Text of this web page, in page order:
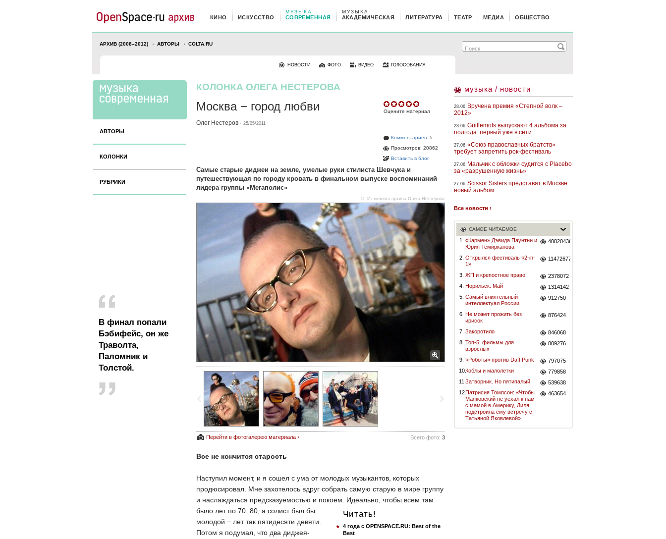
КИНО ИСКУССТВО СОВРЕМЕННАЯ
МУЗЫКА
АКАДЕМИЧЕСКАЯ
МУЗЫКА
ЛИТЕРАТУРА ТЕАТР МЕДИА ОБЩЕСТВО
АРХИВ (2008–2012) АВТОРЫ COLTA.RU
НОВОСТИ ФОТО ВИДЕО ГОЛОСОВАНИЯ
АВТОРЫ
КОЛОНКИ
РУБРИКИ
В финал попали
Бэбифейс, он же
Траволта,
Паломник и
Толстой.
КОЛОНКА ОЛЕГА НЕСТЕРОВА
Оцените материал
Комментариев: 5
Просмотров: 20862
Вставить в блог
Москва − город любви
Олег Нестеров · 25/05/2011
Самые старые диджеи на земле, умелые руки стилиста Шевчука и
путешествующая по городу кровать в финальном выпуске воспоминаний
лидера группы «Мегаполис»
© Из личного архива Олега Нестерова
Перейти в фотогалерею материала › Всего фото: 3
Все не кончится старость
Наступил момент, и я сошел с ума от молодых музыкантов, которых
продюсировал. Мне захотелось вдруг собрать самую старую в мире группу
и наслаждаться предсказуемостью и покоем. Идеально, чтобы
Читать!
4 года с OPENSPACE.RU: Best of the
Best
всем там
было лет по 70−80, а солист был бы
молодой − лет так пятидесяти девяти.
Потом я подумал, что два диджея-
музыка / новости
28.06 Вручена премия «Степной волк –
2012»
28.06 Guillemots выпускают 4 альбома за
полгода: первый уже в сети
27.06 «Союз православных братств»
требует запретить рок-фестиваль
27.06 Мальчик с обложки судится с Placebo
за «разрушенную жизнь»
27.06 Scissor Sisters представят в Москве
новый альбом
Все новости ›
САМОЕ ЧИТАЕМОЕ
1.
«Кармен» Дэвида Паунтни и
Юрия Темирканова
40820436
2. Открылся фестиваль «2-in-
1»
11472677
3. ЖП и крепостное право
2378072
4. Норильск. Май
1314142
5. Самый влиятельный
интеллектуал России
912750
6. Не может прожить без
ирисок
876424
7. Закоротило
846068
8. Топ-5: фильмы для
взрослых
809276
9. «Роботы» против Daft Punk
797075
10.Коблы и малолетки
779858
11.Затворник. Но пятипалый
539638
12.Патрисия Томпсон: «Чтобы
Маяковский не уехал к нам
с мамой в Америку, Лиля
подстроила ему встречу с
Татьяной Яковлевой»
463654